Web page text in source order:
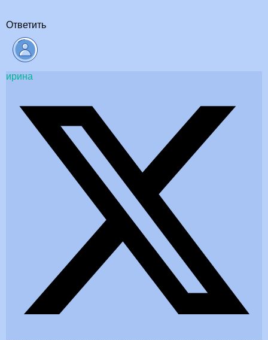
Ответить
ирина